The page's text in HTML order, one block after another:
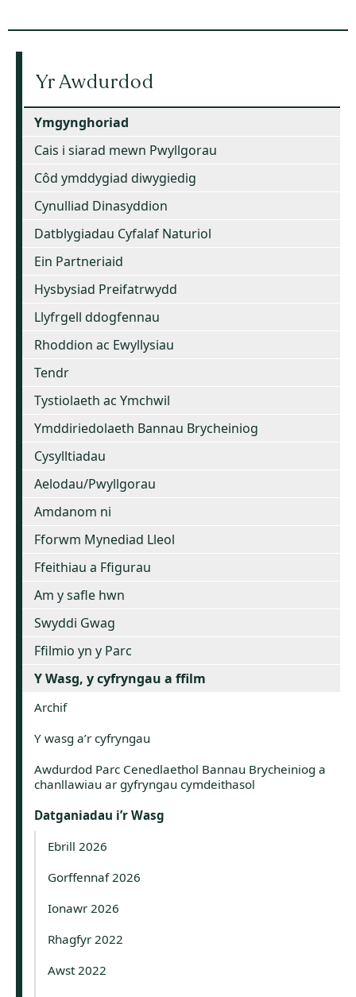
Yr Awdurdod
Ymgynghoriad
Cais i siarad mewn Pwyllgorau
Côd ymddygiad diwygiedig
Cynulliad Dinasyddion
Datblygiadau Cyfalaf Naturiol
Ein Partneriaid
Hysbysiad Preifatrwydd
Llyfrgell ddogfennau
Rhoddion ac Ewyllysiau
Tendr
Tystiolaeth ac Ymchwil
Ymddiriedolaeth Bannau Brycheiniog
Cysylltiadau
Aelodau/Pwyllgorau
Amdanom ni
Fforwm Mynediad Lleol
Ffeithiau a Ffigurau
Am y safle hwn
Swyddi Gwag
Ffilmio yn y Parc
Y Wasg, y cyfryngau a ffilm
Archif
Y wasg a’r cyfryngau
Awdurdod Parc Cenedlaethol Bannau Brycheiniog a
chanllawiau ar gyfryngau cymdeithasol
Datganiadau i’r Wasg
Ebrill 2026
Gorffennaf 2026
Ionawr 2026
Rhagfyr 2022
Awst 2022